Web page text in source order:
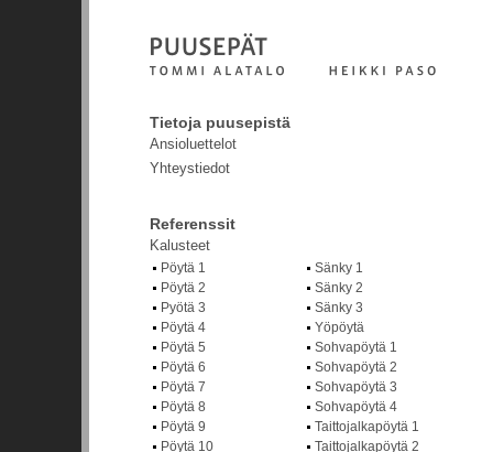
Tietoja puusepistä
Ansioluettelot
Yhteystiedot
Referenssit
Kalusteet
Pöytä 1
Sänky 1
Pöytä 2
Sänky 2
Pyötä 3
Sänky 3
Pöytä 4
Yöpöytä
Pöytä 5
Sohvapöytä 1
Pöytä 6
Sohvapöytä 2
Pöytä 7
Sohvapöytä 3
Pöytä 8
Sohvapöytä 4
Pöytä 9
Taittojalkapöytä 1
Pöytä 10
Taittojalkapöytä 2